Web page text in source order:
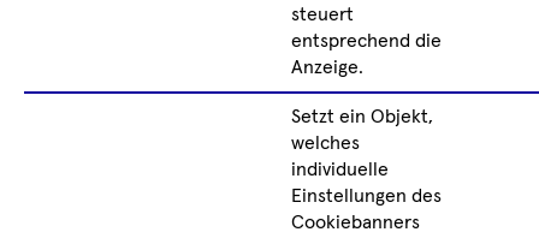
steuert
entsprechend die
Anzeige.
Setzt ein Objekt,
welches
individuelle
Einstellungen des
Cookiebanners